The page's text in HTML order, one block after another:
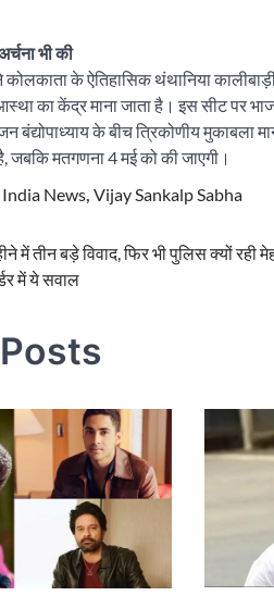
भी की
कोलकाता के ऐतिहासिक थंथानिया
का केंद्र माना जाता है। इस सीट पर
के बीच त्रिकोणीय मुकाबला
जबकि मतगणना 4 मई को की जाएगी।
India News, Vijay Sankalp Sabha
में तीन बड़े विवाद, फिर भी पुलिस क्यों रही
में ये सवाल